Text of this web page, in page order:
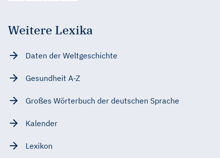
Weitere Lexika
Daten der Weltgeschichte
Gesundheit A-Z
Großes Wörterbuch der deutschen Sprache
Kalender
Lexikon